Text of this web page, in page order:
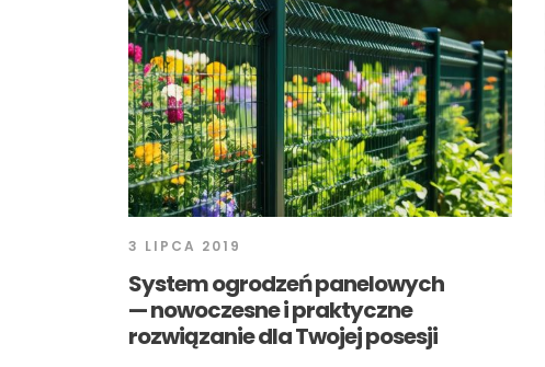
3 LIPCA 2019
System ogrodzeń panelowych
— nowoczesne i praktyczne
rozwiązanie dla Twojej posesji